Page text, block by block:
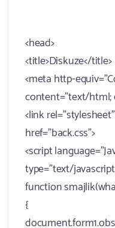
<head>
<title>Diskuze</title>
<meta http-
content="text/html;
<link
href="back.css">
<script
type="text/
function
{